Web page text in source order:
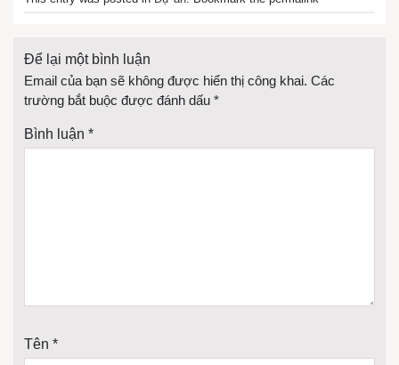
Để lại một bình luận
Email của bạn sẽ không được hiển thị công khai. Các
trường bắt buộc được đánh dấu *
Bình luận *
Tên *